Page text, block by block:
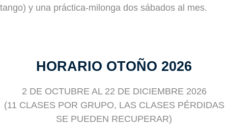
tango) y una práctica-milonga dos sábados al mes.
HORARIO OTOÑO 2026
2 DE OCTUBRE AL 22 DE DICIEMBRE 2026
(11 CLASES POR GRUPO, LAS CLASES PÉRDIDAS
SE PUEDEN RECUPERAR)